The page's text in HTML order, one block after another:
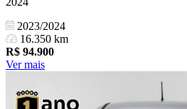
2023/2024
16.350 km
R$ 94.900
Ver mais